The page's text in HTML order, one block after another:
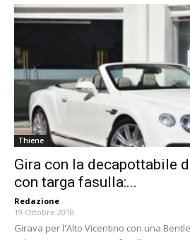
Thiene
Gira con la decapottabile
con targa fasulla:...
Redazione -
19 Ottobre 2018
Girava per l'Alto Vicentino con una